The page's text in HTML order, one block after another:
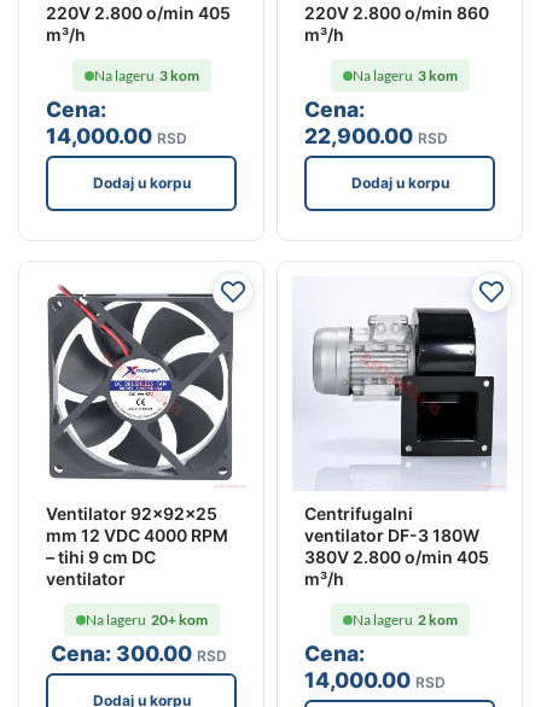
220V 2.800 o/min 405
m³/h
Cena:
14,000.00 RSD
Na lageru 3 kom
Dodaj u korpu
220V 2.800 o/min 860
m³/h
Cena:
22,900.00 RSD
Na lageru 3 kom
Dodaj u korpu
Ventilator 92x92x25
mm 12 VDC 4000 RPM
– tihi 9 cm DC
ventilator
Cena:300.00 RSD
Na lageru 20+ kom
Dodaj u korpu
Centrifugalni
ventilator DF-3 180W
380V 2.800 o/min 405
m³/h
Cena:
14,000.00 RSD
Na lageru 2 kom